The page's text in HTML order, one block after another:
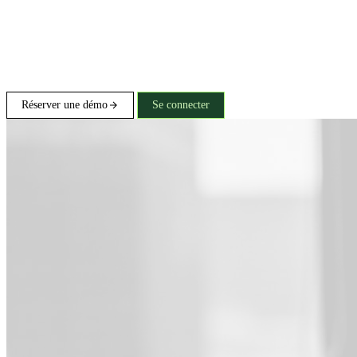
Réserver une démo Se connecter